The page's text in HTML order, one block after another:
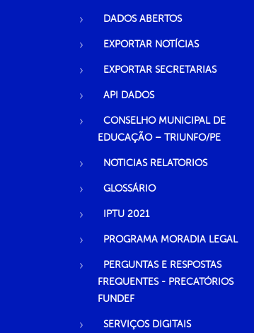
DADOS ABERTOS
EXPORTAR NOTÍCIAS
EXPORTAR SECRETARIAS
API DADOS
CONSELHO MUNICIPAL DE
EDUCAÇÃO – TRIUNFO/PE
NOTICIAS RELATORIOS
GLOSSÁRIO
IPTU 2021
PROGRAMA MORADIA LEGAL
PERGUNTAS E RESPOSTAS
FREQUENTES - PRECATÓRIOS
FUNDEF
SERVIÇOS DIGITAIS